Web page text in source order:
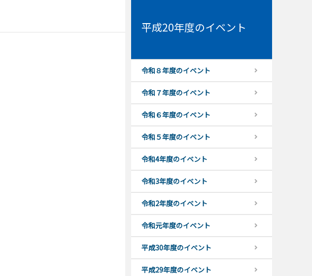
平成20年度のイベント
令和８年度のイベント
令和７年度のイベント
令和６年度のイベント
令和５年度のイベント
令和4年度のイベント
令和3年度のイベント
令和2年度のイベント
令和元年度のイベント
平成30年度のイベント
平成29年度のイベント